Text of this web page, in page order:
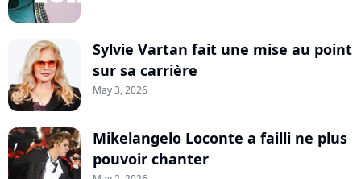
Sylvie Vartan fait une mise au point
sur sa carrière
May 3, 2026
Mikelangelo Loconte a failli ne plus
pouvoir chanter